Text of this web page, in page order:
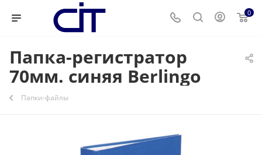
0
Папка-регистратор
70мм. синяя Berlingo
Папки-файлы